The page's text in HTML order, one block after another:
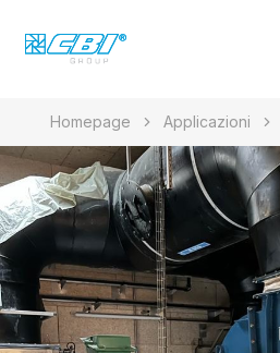
Homepage Applicazioni